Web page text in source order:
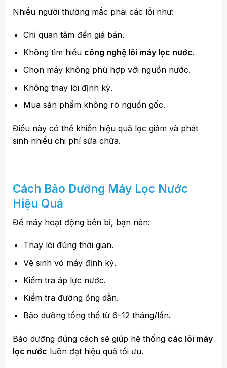
Nhiều người thường mắc phải các lỗi như:
Chỉ quan tâm đến giá bán.
Không tìm hiểu công nghệ lõi máy lọc nước.
Chọn máy không phù hợp với nguồn nước.
Không thay lõi định kỳ.
Mua sản phẩm không rõ nguồn gốc.
Điều này có thể khiến hiệu quả lọc giảm và phát
sinh nhiều chi phí sửa chữa.
Cách Bảo Dưỡng Máy Lọc Nước
Hiệu Quả
Để máy hoạt động bền bỉ, bạn nên:
Thay lõi đúng thời gian.
Vệ sinh vỏ máy định kỳ.
Kiểm tra áp lực nước.
Kiểm tra đường ống dẫn.
Bảo dưỡng tổng thể từ 6–12 tháng/lần.
Bảo dưỡng đúng cách sẽ giúp hệ thống các lõi máy
lọc nước luôn đạt hiệu quả tối ưu.